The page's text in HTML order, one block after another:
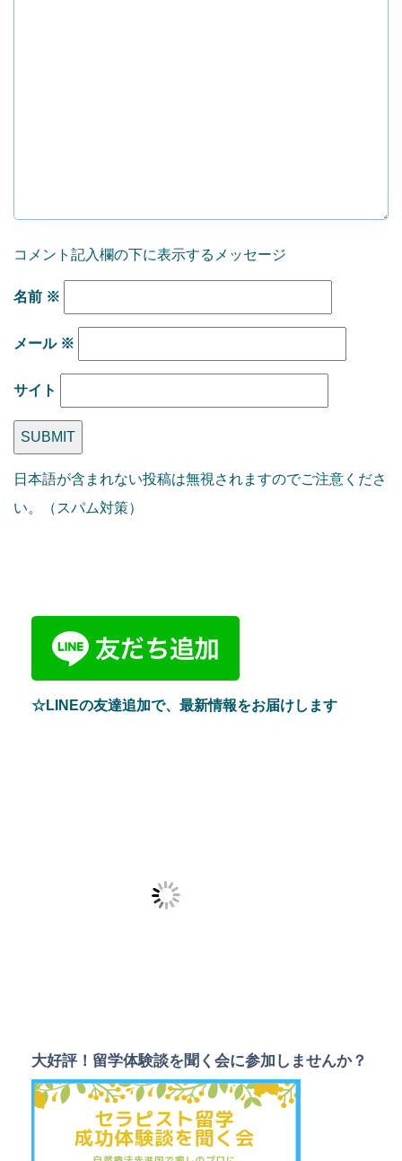
コメント記入欄の下に表示するメッセージ
名前 ※
メール ※
サイト
日本語が含まれない投稿は無視されますのでご注意くださ
い。（スパム対策）
☆LINEの友達追加で、最新情報をお届けします
大好評！留学体験談を聞く会に参加しませんか？